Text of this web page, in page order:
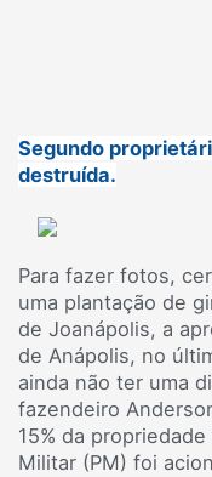
Segundo
destruída.
Para fazer fotos,
uma plantação de
de Joanápolis, a
de Anápolis, no
ainda não ter uma
fazendeiro
15% da
Militar (PM) foi